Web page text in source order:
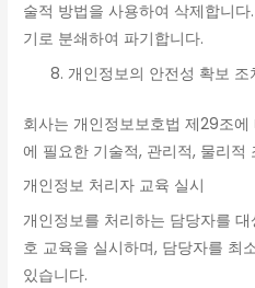
술적 방법을 사용하여 삭제합니
기로 분쇄하여 파기합니다.
개인정보의 안전성 확보 조
회사는 개인정보보호법 제29조
에 필요한 기술적, 관리적, 물리적
개인정보 처리자 교육 실시
개인정보를 처리하는 담당자를
호 교육을 실시하며, 담당자를 최
있습니다.